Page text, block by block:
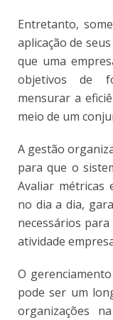
Entretanto,
aplicação de
que uma
objetivos de
mensurar a
meio de um
A gestão
para que o
Avaliar métricas
no dia a dia,
necessários
atividade
O
pode ser um
organizações